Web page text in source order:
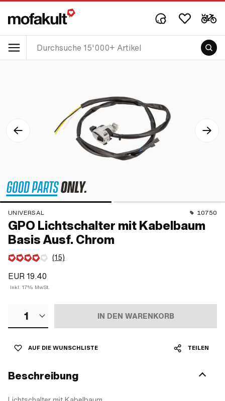
UNIVERSAL 10750
GPO Lichtschalter mit Kabelbaum
Basis Ausf. Chrom
(15)
EUR 19.40
Inkl. 17% MwSt.
1 IN DEN WARENKORB
AUF DIE WUNSCHLISTE TEILEN
Beschreibung